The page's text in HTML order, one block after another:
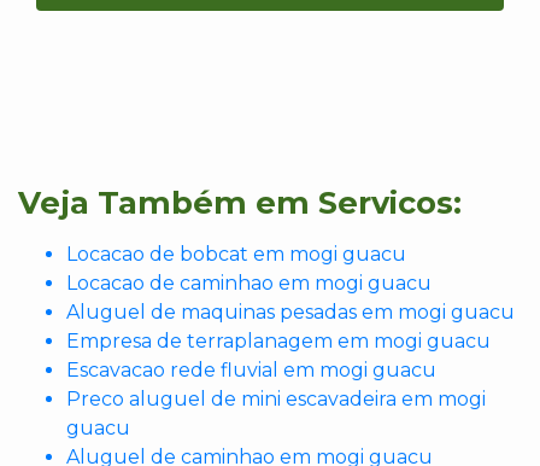
Veja Também em Servicos:
Locacao de bobcat em mogi guacu
Locacao de caminhao em mogi guacu
Aluguel de maquinas pesadas em mogi guacu
Empresa de terraplanagem em mogi guacu
Escavacao rede fluvial em mogi guacu
Preco aluguel de mini escavadeira em mogi
guacu
Aluguel de caminhao em mogi guacu